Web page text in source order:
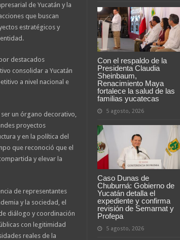
Con el respaldo de la
Presidenta Claudia
Sheinbaum,
Renacimiento Maya
fortalece la salud de las
familias yucatecas
5 agosto, 2026
Caso Dunas de
Chuburná: Gobierno de
Yucatán detalla el
expediente y confirma
revisión de Semarnat y
Profepa
5 agosto, 2026
de Yucatán y la
que buscan
estratégicos y
destacados
consolidar a Yucatán
a nivel nacional e
un órgano decorativo,
proyectos
y en la política del
que reconoció que el
y elevar la
de representantes
y la sociedad, el
diálogo y coordinación
con legitimidad
reales de la